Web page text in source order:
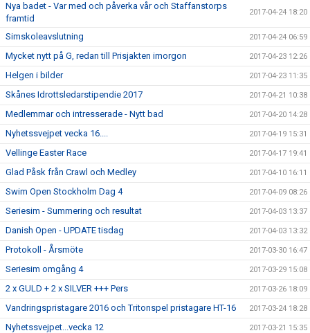
Nya badet - Var med och påverka vår och Staffanstorps
framtid
2017-04-24 18:20
Simskoleavslutning 2017-04-24 06:59
Mycket nytt på G, redan till Prisjakten imorgon 2017-04-23 12:26
Helgen i bilder 2017-04-23 11:35
Skånes Idrottsledarstipendie 2017 2017-04-21 10:38
Medlemmar och intresserade - Nytt bad 2017-04-20 14:28
Nyhetssvejpet vecka 16.... 2017-04-19 15:31
Vellinge Easter Race 2017-04-17 19:41
Glad Påsk från Crawl och Medley 2017-04-10 16:11
Swim Open Stockholm Dag 4 2017-04-09 08:26
Seriesim - Summering och resultat 2017-04-03 13:37
Danish Open - UPDATE tisdag 2017-04-03 13:32
Protokoll - Årsmöte 2017-03-30 16:47
Seriesim omgång 4 2017-03-29 15:08
2 x GULD + 2 x SILVER +++ Pers 2017-03-26 18:09
Vandringspristagare 2016 och Tritonspel pristagare HT-16 2017-03-24 18:28
Nyhetssvejpet...vecka 12 2017-03-21 15:35